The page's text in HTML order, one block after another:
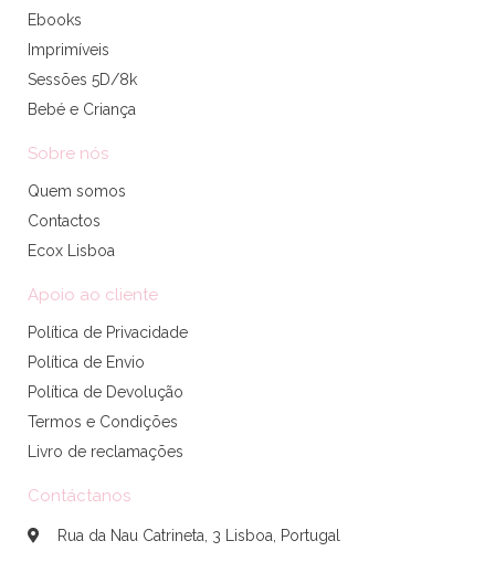
Ebooks
Imprimíveis
Sessões 5D/8k
Bebé e Criança
Sobre nós
Quem somos
Contactos
Ecox Lisboa
Apoio ao cliente
Política de Privacidade
Política de Envio
Política de Devolução
Termos e Condições
Livro de reclamações
Contáctanos
Rua da Nau Catrineta, 3 Lisboa, Portugal